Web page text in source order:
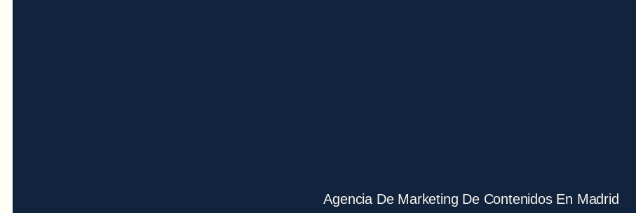
Agencia De Marketing De Contenidos En Madrid